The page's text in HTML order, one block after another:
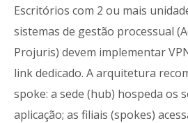
Escritórios com 2 ou mais
sistemas de gestão processual
Projuris) devem implementar
link dedicado. A arquitetura
spoke: a sede (hub) hospeda os
aplicação; as filiais (spokes)